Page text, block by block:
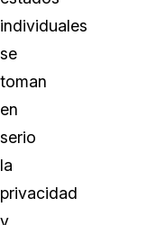
individuales
se
toman
en
serio
la
privacidad
y